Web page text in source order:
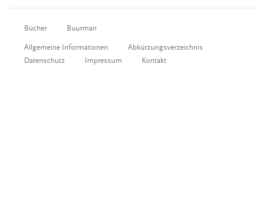
Bücher Buurman
Allgemeine Informationen
Abkürzungsverzeichnis
Datenschutz
Impressum Kontakt